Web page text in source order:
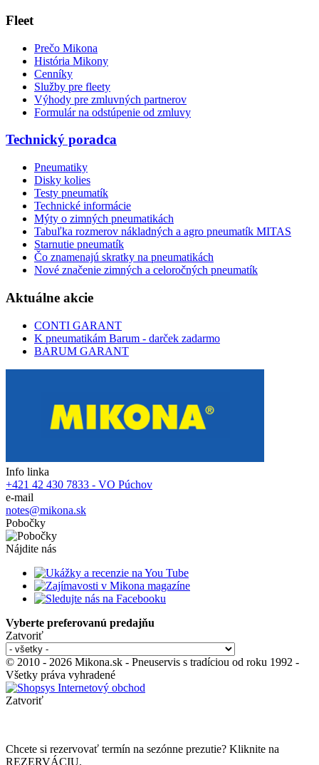
Fleet
Prečo Mikona
História Mikony
Cenníky
Služby pre fleety
Výhody pre zmluvných partnerov
Formulár na odstúpenie od zmluvy
Technický poradca
Pneumatiky
Disky kolies
Testy pneumatík
Technické informácie
Mýty o zimných pneumatikách
Tabuľka rozmerov nákladných a agro pneumatík MITAS
Starnutie pneumatík
Čo znamenajú skratky na pneumatikách
Nové značenie zimných a celoročných pneumatík
Aktuálne akcie
CONTI GARANT
K pneumatikám Barum - darček zadarmo
BARUM GARANT
Info linka
+421 42 430 7833 - VO Púchov
e-mail
notes@mikona.sk
Pobočky
Nájdite nás
Vyberte preferovanú predajňu
Zatvoriť
© 2010 - 2026 Mikona.sk - Pneuservis s tradíciou od roku 1992 -
Všetky práva vyhradené
Zatvoriť
Chcete si rezervovať termín na sezónne prezutie? Kliknite na
REZERVÁCIU.